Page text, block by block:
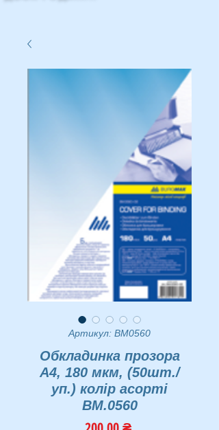
Артикул: BM0560
Обкладинка прозора
А4, 180 мкм, (50шт./
уп.) колір асорті
BM.0560